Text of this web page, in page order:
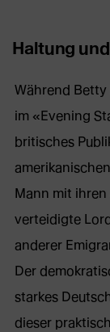
Haltung
Während Betty
im «Evening
britisches
Mann mit
verteidigte
anderer
Der
starkes
dieser